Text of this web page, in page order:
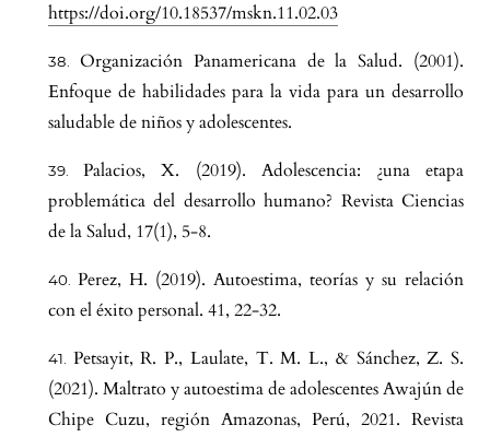
https://doi.org/10.18537/mskn.11.02.03
Organización Panamericana de la Salud. (2001).
Enfoque de habilidades para la vida para un desarrollo
saludable de niños y adolescentes.
Palacios, X. (2019). Adolescencia: ¿una etapa
problemática del desarrollo humano? Revista Ciencias
de la Salud, 17(1), 5-8.
Perez, H. (2019). Autoestima, teorías y su relación
con el éxito personal. 41, 22-32.
Petsayit, R. P., Laulate, T. M. L., & Sánchez, Z. S.
(2021). Maltrato y autoestima de adolescentes Awajún de
Chipe Cuzu, región Amazonas, Perú, 2021. Revista